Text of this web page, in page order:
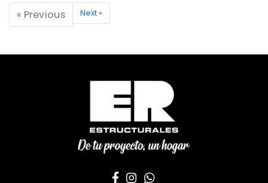
« Previous Next »